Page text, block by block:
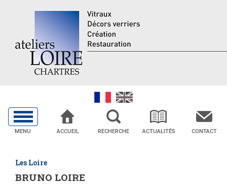
MENU ACCUEIL RECHERCHE ACTUALITÉS CONTACT
Les Loire
BRUNO LOIRE